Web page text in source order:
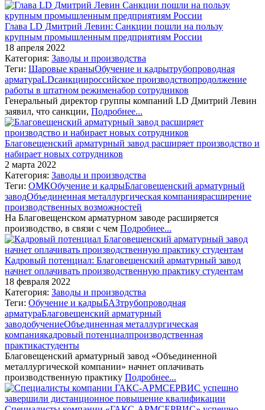
Глава LD Дмитрий Левин: Санкции пошли на пользу
крупным промышленным предприятиям России
18 апреля 2022
Категория: Заводы и производства
Теги: Шаровые краныОбучение и кадрытрубопроводная
арматураLDсанкциироссийское производствопродолжение
работы в штатном режименабор сотрудников
Генеральный директор группы компаний LD Дмитрий Левин
заявил, что санкции, Подробнее...
Благовещенский арматурный завод расширяет производство и
набирает новых сотрудников
2 марта 2022
Категория: Заводы и производства
Теги: ОМКОбучение и кадрыБлаговещенский арматурный
заводОбъединенная металлургическая компаниярасширение
производственных возможностей
На Благовещенском арматурном заводе расширяется
производство, в связи с чем Подробнее...
Кадровый потенциал: Благовещенский арматурный завод
начнет оплачивать производственную практику студентам
18 февраля 2022
Категория: Заводы и производства
Теги: Обучение и кадрыБАЗтрубопроводная
арматураБлаговещенский арматурный
заводобучениеОбъединенная металлургическая
компаниякадровый потенциалпроизводственная
практикастуденты
Благовещенский арматурный завод «Объединенной
металлургической компании» начнет оплачивать
производственную практику Подробнее...